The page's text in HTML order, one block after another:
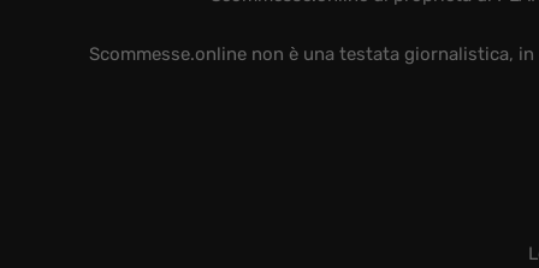
Scommesse.online non è una testata giornalistica,